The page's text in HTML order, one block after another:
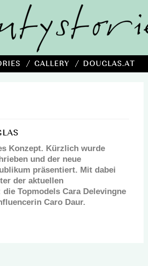
GALLERY DOUGLAS.AT
Konzept. Kürzlich wurde
und der neue
präsentiert. Mit dabei
der aktuellen
die Topmodels Cara Delevingne
Caro Daur.